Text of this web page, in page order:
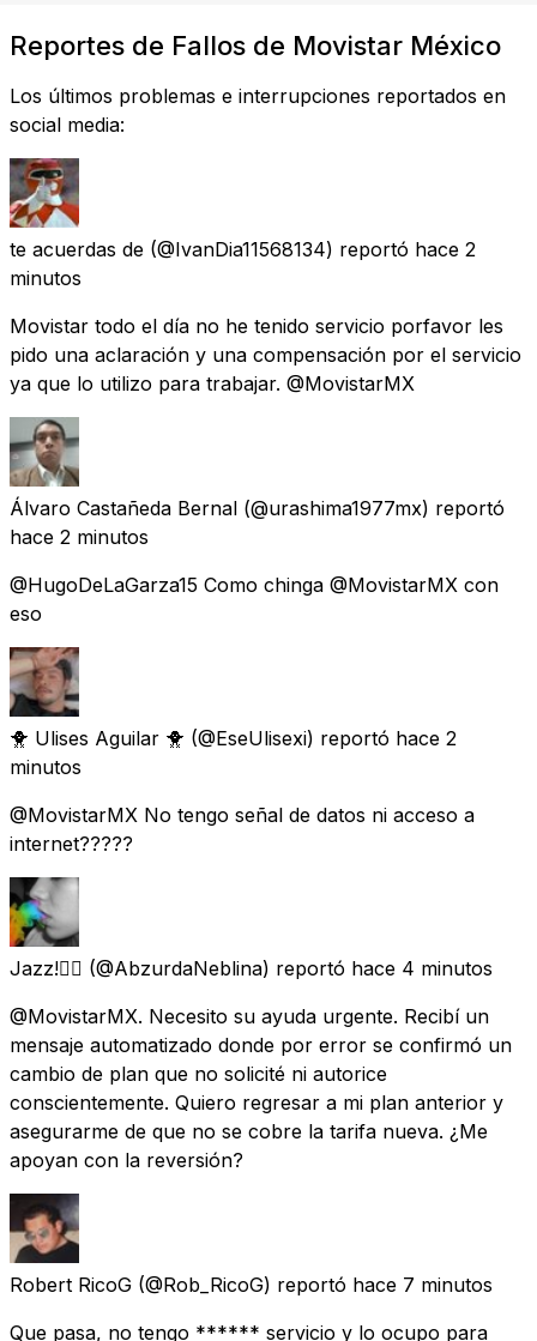
Reportes de Fallos de Movistar México
Los últimos problemas e interrupciones reportados en
social media:
te acuerdas de (@IvanDia11568134) reportó hace 2
minutos
Movistar todo el día no he tenido servicio porfavor les
pido una aclaración y una compensación por el servicio
ya que lo utilizo para trabajar. @MovistarMX
Álvaro Castañeda Bernal (@urashima1977mx) reportó
hace 2 minutos
@HugoDeLaGarza15 Como chinga @MovistarMX con
eso
🐥 Ulises Aguilar 🐥 (@EseUlisexi) reportó hace 2
minutos
@MovistarMX No tengo señal de datos ni acceso a
internet?????
Jazz!🏳️‍🌈 (@AbzurdaNeblina) reportó hace 4 minutos
@MovistarMX. Necesito su ayuda urgente. Recibí un
mensaje automatizado donde por error se confirmó un
cambio de plan que no solicité ni autorice
conscientemente. Quiero regresar a mi plan anterior y
asegurarme de que no se cobre la tarifa nueva. ¿Me
apoyan con la reversión?
Robert RicoG (@Rob_RicoG) reportó hace 7 minutos
Que pasa, no tengo ****** servicio y lo ocupo para